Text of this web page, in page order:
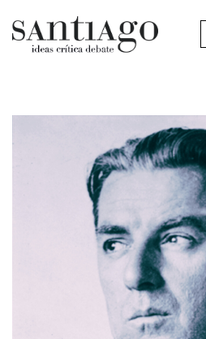
Archivo Cenfoto-UDP
Arquetipos de situación
Artes visuales
Cine y televisión